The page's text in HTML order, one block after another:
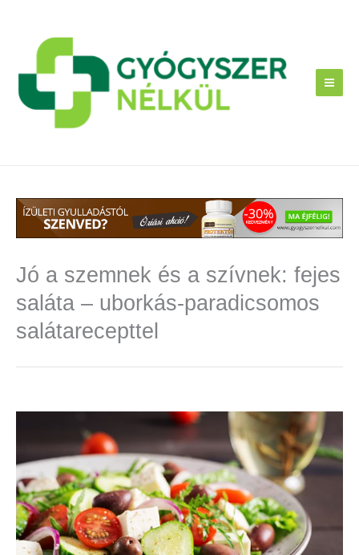
Jó a szemnek és a szívnek: fejes
saláta – uborkás-paradicsomos
salátarecepttel